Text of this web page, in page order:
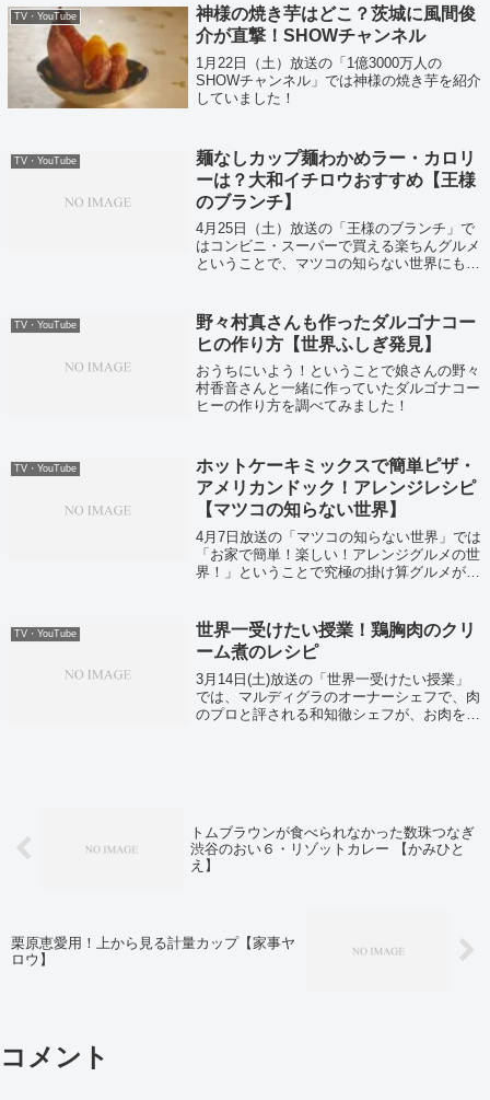
TV・YouTube
神様の焼き芋はどこ？茨城に風間俊
介が直撃！SHOWチャンネル
1月22日（土）放送の「1億3000万人の
SHOWチャンネル」では神様の焼き芋を紹介
していました！
TV・YouTube
麺なしカップ麺わかめラー・カロリ
ーは？大和イチロウおすすめ【王様
のブランチ】
4月25日（土）放送の「王様のブランチ」で
はコンビニ・スーパーで買える楽ちんグルメ
ということで、マツコの知らない世界にも出
TV・YouTube
野々村真さんも作ったダルゴナコー
ヒの作り方【世界ふしぎ発見】
おうちにいよう！ということで娘さんの野々
村香音さんと一緒に作っていたダルゴナコー
ヒーの作り方を調べてみました！
TV・YouTube
ホットケーキミックスで簡単ピザ・
アメリカンドック！アレンジレシピ
【マツコの知らない世界】
4月7日放送の「マツコの知らない世界」では
「お家で簡単！楽しい！アレンジグルメの世
界！」ということで究極の掛け算グルメが紹
TV・YouTube
世界一受けたい授業！鶏胸肉のクリ
ーム煮のレシピ
3月14日(土)放送の「世界一受けたい授業」
では、マルディグラのオーナーシェフで、肉
のプロと評される和知徹シェフが、お肉を美
トムブラウンが食べられなかった数珠つなぎ
渋谷のおい６・リゾットカレー 【かみひと
え】
栗原恵愛用！上から見る計量カップ【家事ヤ
ロウ】
コメント